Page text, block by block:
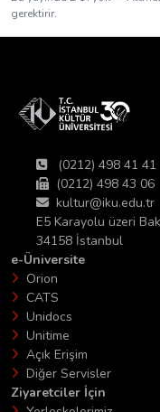
gerektirir.
(0212) 498 41 41
(0212) 498 43 06
kultur@iku.edu.tr
E5 Karayolu üzeri
34158 İstanbul
e-Üniversite
Orion
CATS
Unidocs
Unitime
Açık Erişim
Diğer Servisler
Ziyaretciler İçin